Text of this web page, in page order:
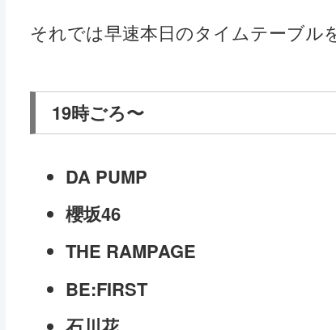
それでは早速本日のタイムテーブル
19時ごろ〜
DA PUMP
櫻坂46
THE RAMPAGE
BE:FIRST